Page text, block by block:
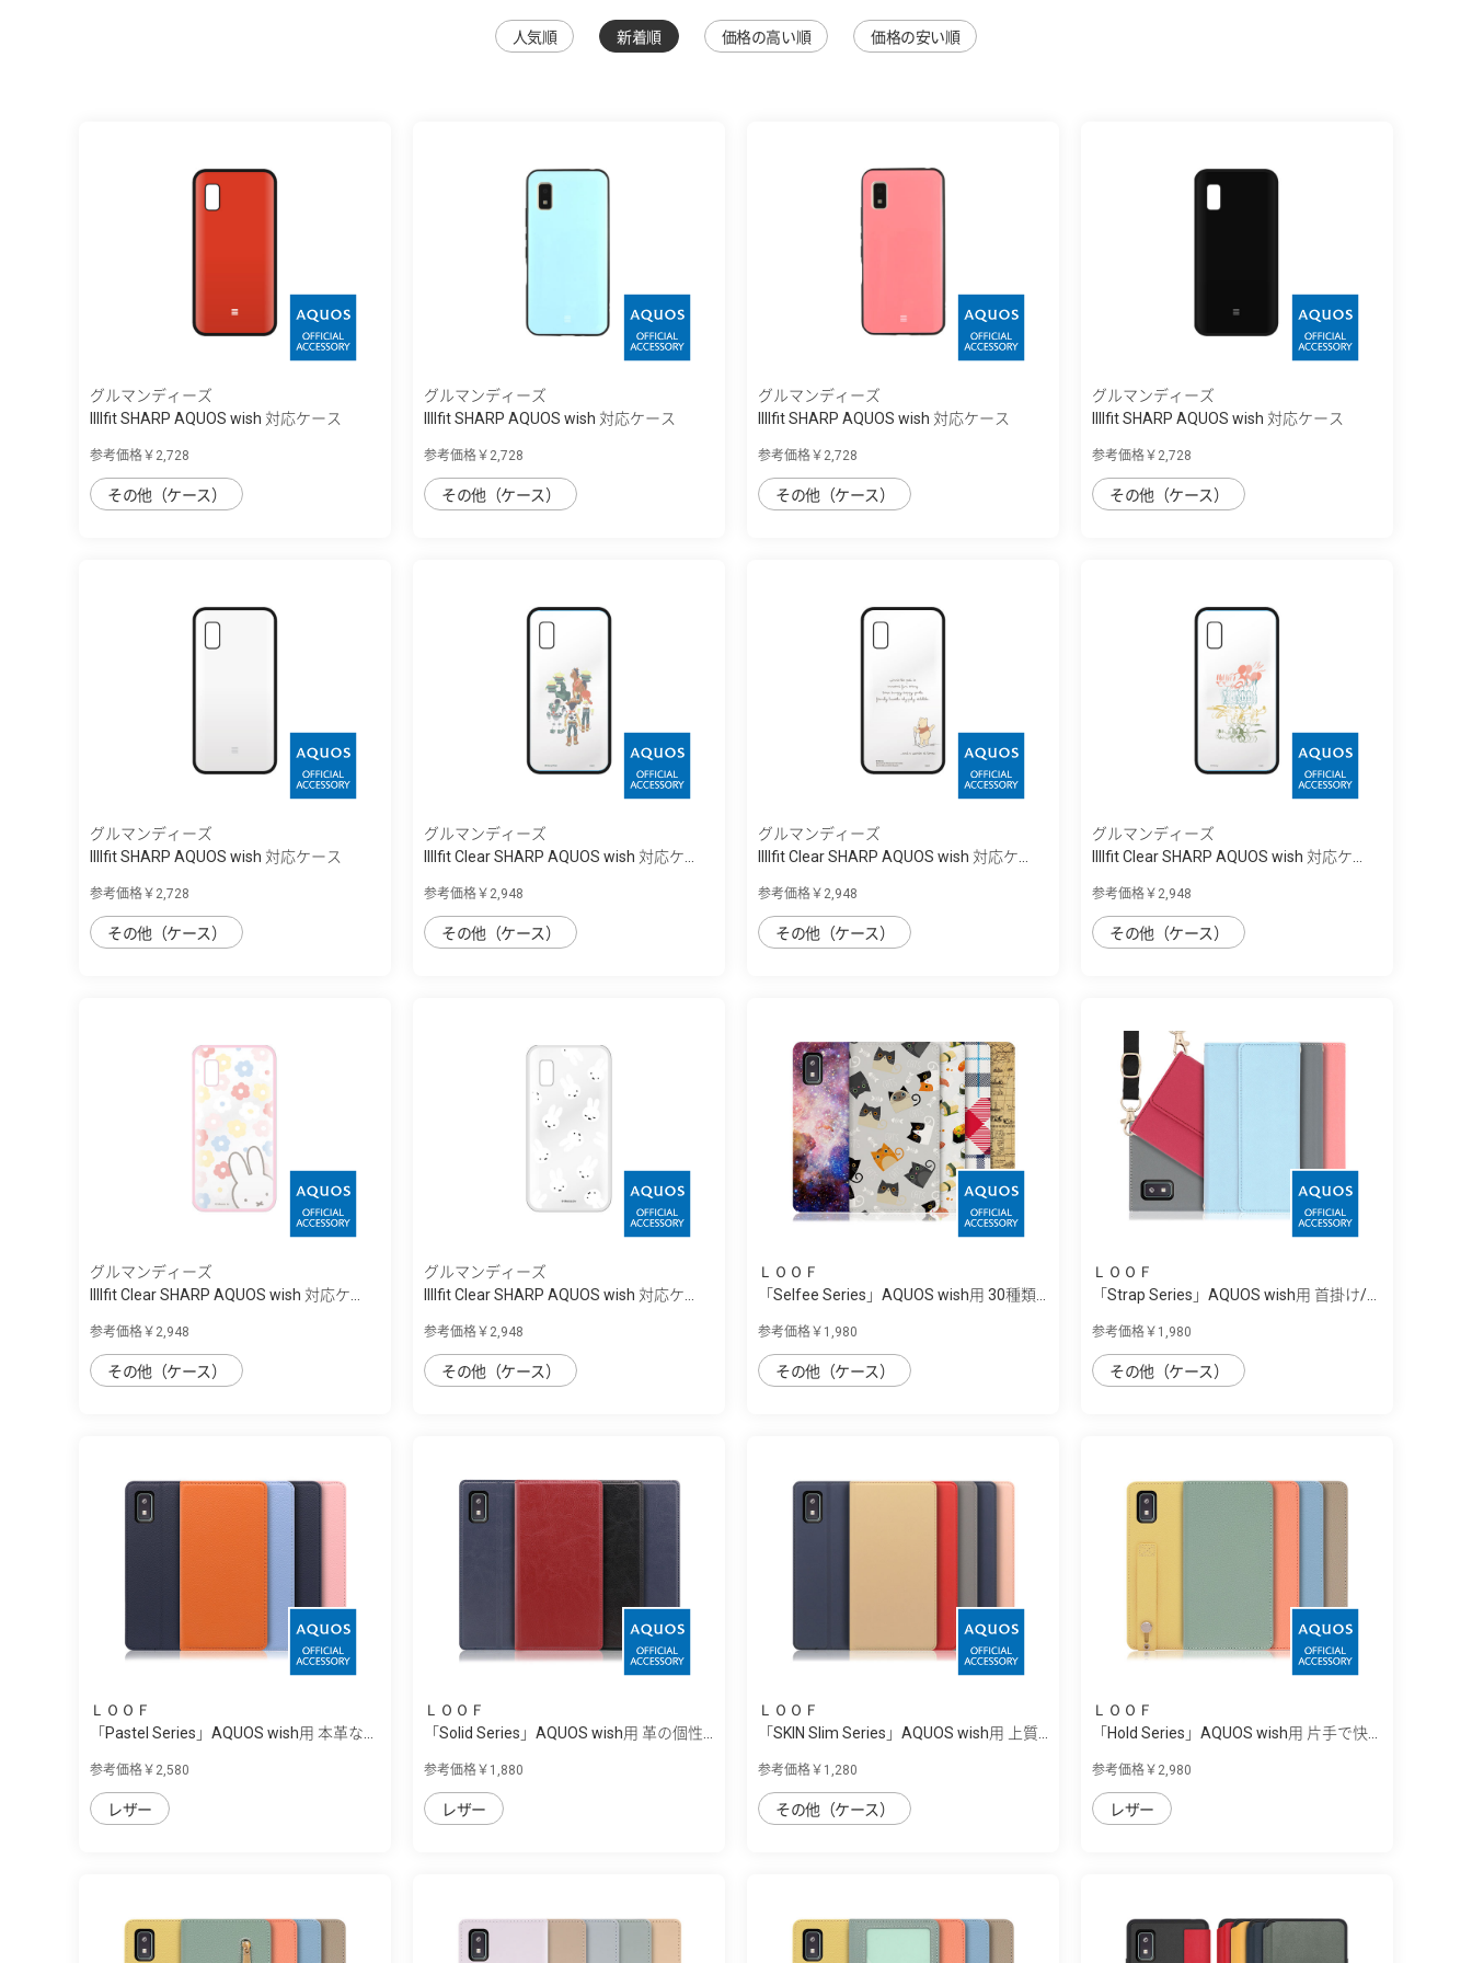
人気順 新着順 価格の高い順 価格の安い順
グルマンディーズ
IIIIfit SHARP AQUOS wish 対応ケース
参考価格￥2,728
その他（ケース）
グルマンディーズ
IIIIfit SHARP AQUOS wish 対応ケース
参考価格￥2,728
その他（ケース）
グルマンディーズ
IIIIfit SHARP AQUOS wish 対応ケース
参考価格￥2,728
その他（ケース）
グルマンディーズ
IIIIfit SHARP AQUOS wish 対応ケース
参考価格￥2,728
その他（ケース）
グルマンディーズ
IIIIfit SHARP AQUOS wish 対応ケース
参考価格￥2,728
その他（ケース）
グルマンディーズ
IIIIfit Clear SHARP AQUOS wish 対応ケ...
参考価格￥2,948
その他（ケース）
グルマンディーズ
IIIIfit Clear SHARP AQUOS wish 対応ケ...
参考価格￥2,948
その他（ケース）
グルマンディーズ
IIIIfit Clear SHARP AQUOS wish 対応ケ...
参考価格￥2,948
その他（ケース）
グルマンディーズ
IIIIfit Clear SHARP AQUOS wish 対応ケ...
参考価格￥2,948
その他（ケース）
グルマンディーズ
IIIIfit Clear SHARP AQUOS wish 対応ケ...
参考価格￥2,948
その他（ケース）
ＬＯＯＦ
「Selfee Series」AQUOS wish用 30種類...
参考価格￥1,980
その他（ケース）
ＬＯＯＦ
「Strap Series」AQUOS wish用 首掛け/...
参考価格￥1,980
その他（ケース）
ＬＯＯＦ
「Pastel Series」AQUOS wish用 本革な...
参考価格￥2,580
レザー
ＬＯＯＦ
「Solid Series」AQUOS wish用 革の個性...
参考価格￥1,880
レザー
ＬＯＯＦ
「SKIN Slim Series」AQUOS wish用 上質...
参考価格￥1,280
その他（ケース）
ＬＯＯＦ
「Hold Series」AQUOS wish用 片手で快...
参考価格￥2,980
レザー